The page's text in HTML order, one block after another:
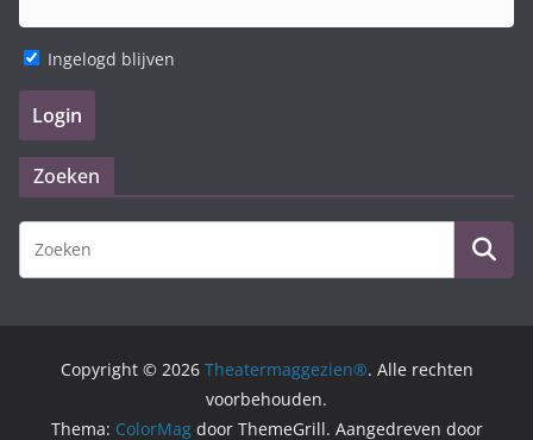
Ingelogd blijven
Zoeken
Copyright © 2026 Theatermaggezien®. Alle rechten
voorbehouden.
Thema: ColorMagdoor ThemeGrill. Aangedreven door